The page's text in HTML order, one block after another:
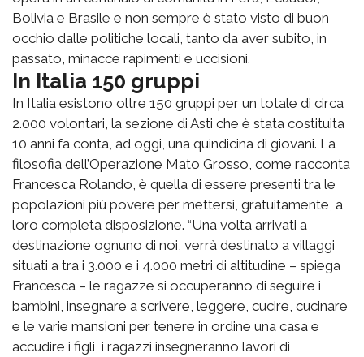
Bolivia e Brasile e non sempre è stato visto di buon
occhio dalle politiche locali, tanto da aver subito, in
passato, minacce rapimenti e uccisioni.
In Italia 150 gruppi
In Italia esistono oltre 150 gruppi per un totale di circa
2.000 volontari, la sezione di Asti che è stata costituita
10 anni fa conta, ad oggi, una quindicina di giovani. La
filosofia dell’Operazione Mato Grosso, come racconta
Francesca Rolando, è quella di essere presenti tra le
popolazioni più povere per mettersi, gratuitamente, a
loro completa disposizione. “Una volta arrivati a
destinazione ognuno di noi, verrà destinato a villaggi
situati a tra i 3.000 e i 4.000 metri di altitudine – spiega
Francesca – le ragazze si occuperanno di seguire i
bambini, insegnare a scrivere, leggere, cucire, cucinare
e le varie mansioni per tenere in ordine una casa e
accudire i figli, i ragazzi insegneranno lavori di